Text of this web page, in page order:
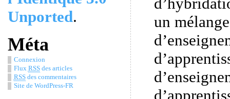
Unported.
Méta
Connexion
Flux RSSdes articles
RSSdes commentaires
Site de WordPress-FR
un